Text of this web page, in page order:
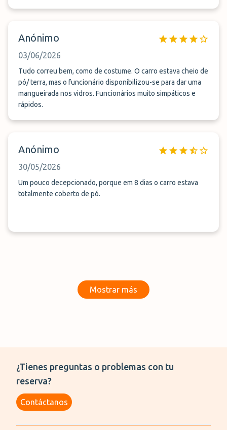
Anónimo
03/06/2026
Tudo correu bem, como de costume. O carro estava cheio de
pó/ terra, mas o funcionário disponibilizou-se para dar uma
mangueirada nos vidros. Funcionários muito simpáticos e
rápidos.
Anónimo
30/05/2026
Um pouco decepcionado, porque em 8 dias o carro estava
totalmente coberto de pó.
Mostrar más
¿Tienes preguntas o problemas con tu
reserva?
Contáctanos